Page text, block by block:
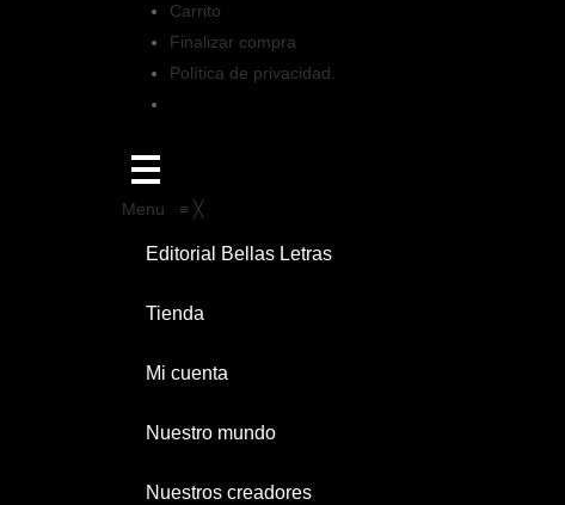
Carrito
Finalizar compra
Política de privacidad.
Menu ≡ ╳
Editorial Bellas Letras
Tienda
Mi cuenta
Nuestro mundo
Nuestros creadores